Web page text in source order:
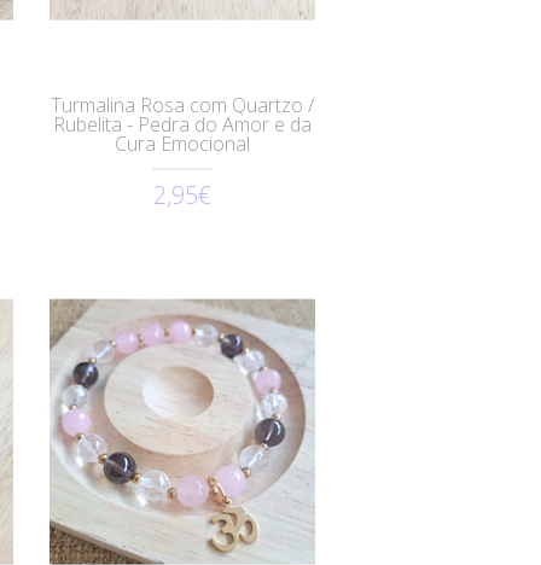
Turmalina Rosa com Quartzo /
Rubelita - Pedra do Amor e da
Cura Emocional
2,95€